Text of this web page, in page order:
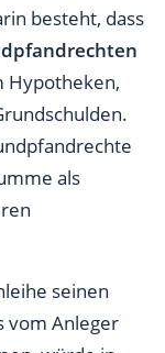
besteht, dass
Hypotheken,
als
seinen
vom Anleger